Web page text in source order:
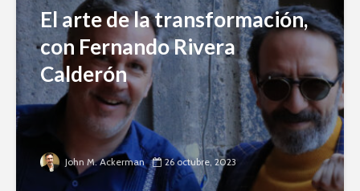
El arte de la transformación,
con Fernando Rivera
Calderón
John M. Ackerman 26 octubre, 2023